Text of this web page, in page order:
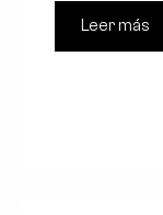
Leer más